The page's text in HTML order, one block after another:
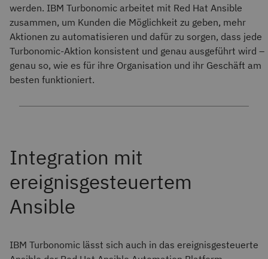
werden. IBM Turbonomic arbeitet mit Red Hat Ansible
zusammen, um Kunden die Möglichkeit zu geben, mehr
Aktionen zu automatisieren und dafür zu sorgen, dass jede
Turbonomic-Aktion konsistent und genau ausgeführt wird –
genau so, wie es für ihre Organisation und ihr Geschäft am
besten funktioniert.
IBM Turbonomic lässt sich auch in das ereignisgesteuerte